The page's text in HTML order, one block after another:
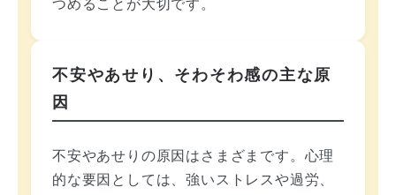
つめることが大切です。
不安やあせり、そわそわ感の主な原
因
不安やあせりの原因はさまざまです。心理
的な要因としては、強いストレスや過労、